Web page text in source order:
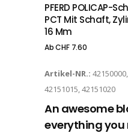
PFERD POLICAP-
PCT Mit Schaft,
16 Mm
AbCHF7.60
Artikel-NR.:
42151015, 42151020
An awesome
everything you